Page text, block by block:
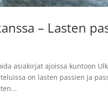
– Lasten
asiakirjat ajoissa kuntoon
on lasten passien ja